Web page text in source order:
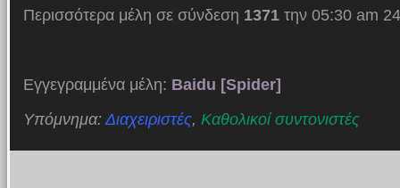
Περισσότερα μέλη σε σύνδεση 1371την 05:30 am
Εγγεγραμμένα μέλη: Baidu [Spider]
Υπόμνημα:Διαχειριστές, Καθολικοί συντονιστές